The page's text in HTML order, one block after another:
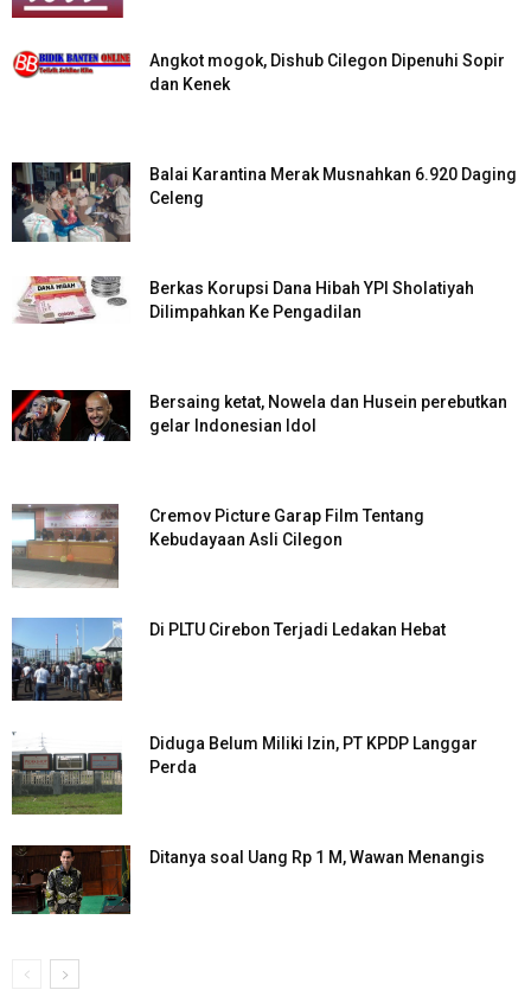
Angkot mogok, Dishub Cilegon Dipenuhi Sopir
dan Kenek
Balai Karantina Merak Musnahkan 6.920 Daging
Celeng
Berkas Korupsi Dana Hibah YPI Sholatiyah
Dilimpahkan Ke Pengadilan
Bersaing ketat, Nowela dan Husein perebutkan
gelar Indonesian Idol
Cremov Picture Garap Film Tentang
Kebudayaan Asli Cilegon
Di PLTU Cirebon Terjadi Ledakan Hebat
Diduga Belum Miliki Izin, PT KPDP Langgar
Perda
Ditanya soal Uang Rp 1 M, Wawan Menangis